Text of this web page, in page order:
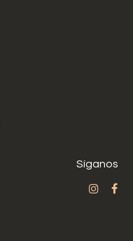
Síganos